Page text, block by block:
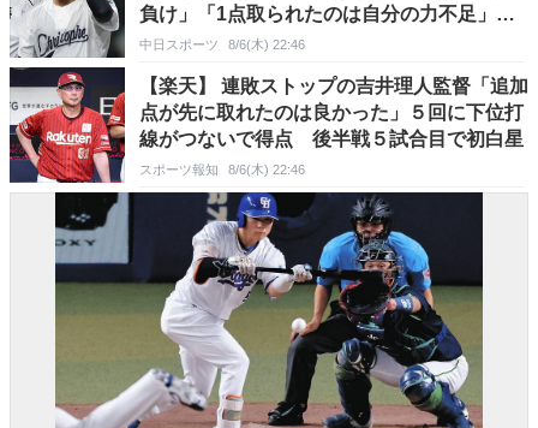
負け」「1点取られたのは自分の力不足」
【夏の甲子園】
中日スポーツ 8/6(木) 22:46
【楽天】 連敗ストップの吉井理人監督「追加
点が先に取れたのは良かった」５回に下位打
線がつないで得点 後半戦５試合目で初白星
スポーツ報知 8/6(木) 22:46